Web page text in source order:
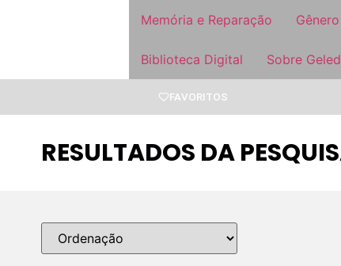
Memória e Reparação
Biblioteca Digital Sobre
FAVORITOS
RESULTADOS DA